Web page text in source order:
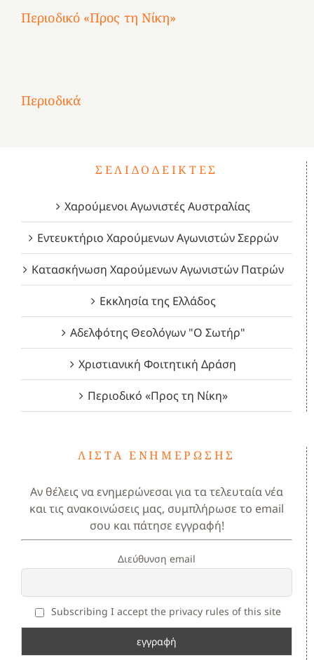
Περιοδικό «Προς τη Νίκη»
Περιοδικά
1821
Δεκέμβριος
2023!
Μάιος
2023!
Μάρτιος
2023!
ΣΕΛΙΔΟΔΕΊΚΤΕΣ
Χαρούμενοι Αγωνιστές Αυστραλίας
Εντευκτήριο Χαρούμενων Αγωνιστών Σερρών
Κατασκήνωση Χαρούμενων Αγωνιστών Πατρών
Εκκλησία της Ελλάδος
Αδελφότης Θεολόγων "Ο Σωτήρ"
Χριστιανική Φοιτητική Δράση
Περιοδικό «Προς τη Νίκη»
ΛΊΣΤΑ ΕΝΗΜΈΡΩΣΗΣ
Αν θέλεις να ενημερώνεσαι για τα τελευταία νέα
και τις ανακοινώσεις μας, συμπλήρωσε το email
σου και πάτησε εγγραφή!
Διεύθυνση email
Subscribing I accept the privacy rules of this site